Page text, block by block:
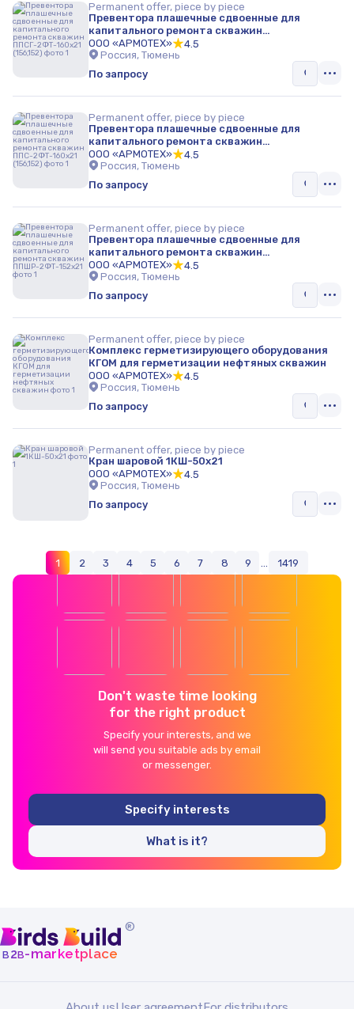
Permanent offer, piece by piece
Превентора плашечные сдвоенные для
капитального ремонта скважин
ППСГ-2ФТ-160х21 (156,152)
ООО «АРМОТЕХ»
4.5
Россия, Тюмень
По запросу
Permanent offer, piece by piece
Превентора плашечные сдвоенные для
капитального ремонта скважин
ППС-2ФТ-160х21 (156,152)
ООО «АРМОТЕХ»
4.5
Россия, Тюмень
По запросу
Permanent offer, piece by piece
Превентора плашечные сдвоенные для
капитального ремонта скважин
ППШР-2ФТ-152х21
ООО «АРМОТЕХ»
4.5
Россия, Тюмень
По запросу
Permanent offer, piece by piece
Комплекс герметизирующего оборудования
КГОМ для герметизации нефтяных скважин
ООО «АРМОТЕХ»
4.5
Россия, Тюмень
По запросу
Permanent offer, piece by piece
Кран шаровой 1КШ-50х21
ООО «АРМОТЕХ»
4.5
Россия, Тюмень
По запросу
1 2 3 4 5 6 7 8 9 1419
Don't waste time looking
for the right product
Specify your interests, and we
will send you suitable ads by email
or messenger.
Specify interests
What is it?
®
b2b-marketplace